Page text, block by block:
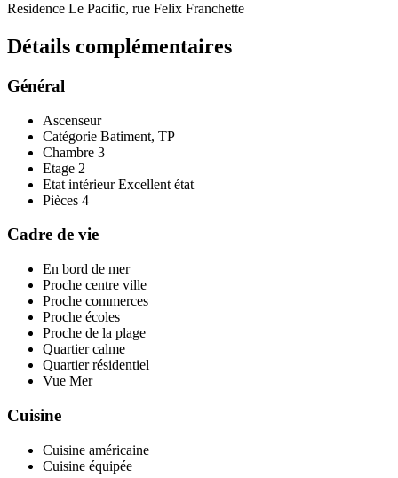
Residence Le Pacific, rue Felix Franchette
Détails complémentaires
Général
Ascenseur
Catégorie Batiment, TP
Chambre 3
Etage 2
Etat intérieurExcellent état
Pièces 4
Cadre de vie
En bord de mer
Proche centre ville
Proche commerces
Proche écoles
Proche de la plage
Quartier calme
Quartier résidentiel
Vue Mer
Cuisine
Cuisine américaine
Cuisine équipée